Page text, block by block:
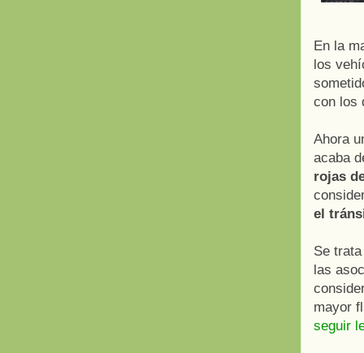
En la
los
con los
Ahora
acaba
rojas
el
Se
las
mayor
seguir